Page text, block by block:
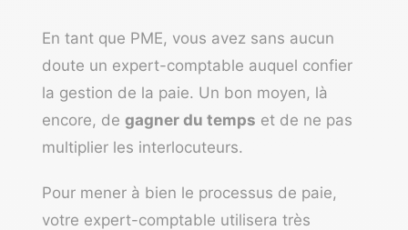
En tant que PME, vous avez sans aucun
doute un expert-comptable auquel confier
la gestion de la paie. Un bon moyen, là
encore, de gagner du temps et de ne pas
multiplier les interlocuteurs.
Pour mener à bien le processus de paie,
votre expert-comptable utilisera très